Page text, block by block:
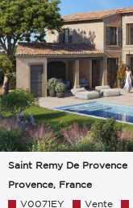
Saint Remy De Provence
Provence, France
V0071EY Vente